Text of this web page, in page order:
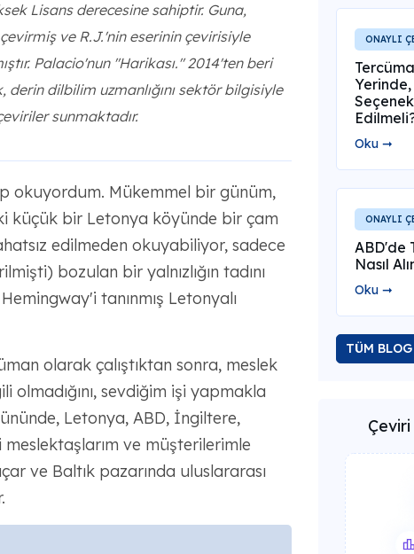
Lisans derecesine sahiptir. Guna,
ve R.J.'nin eserinin çevirisiyle
Palacio'nun "Harikası." 2014'ten beri
dilbilim uzmanlığını sektör bilgisiyle
sunmaktadır.
okuyordum. Mükemmel bir günüm,
küçük bir Letonya köyünde bir çam
edilmeden okuyabiliyor, sadece
bozulan bir yalnızlığın tadını
tanınmış Letonyalı
olarak çalıştıktan sonra, meslek
olmadığını, sevdiğim işi yapmakla
Letonya, ABD, İngiltere,
ve müşterilerimle
ve Baltık pazarında uluslararası
ONAYLI
Oku ➞
ONAYLI
ABD'de
Nasıl
Oku ➞
TÜM
Çeviri